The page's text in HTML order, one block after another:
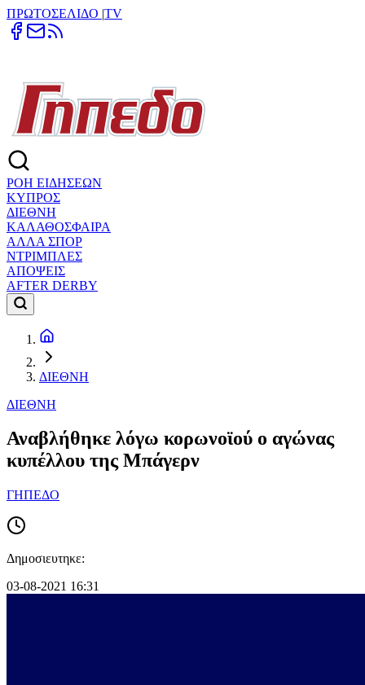
ΠΡΩΤΟΣΕΛΙΔΟ |TV
ΡΟΗ ΕΙΔΗΣΕΩΝ
ΚΥΠΡΟΣ
ΔΙΕΘΝΗ
ΚΑΛΑΘΟΣΦΑΙΡΑ
ΑΛΛΑ ΣΠΟΡ
ΝΤΡΙΜΠΛΕΣ
ΑΠΟΨΕΙΣ
AFTER DERBY
ΔΙΕΘΝΗ
ΔΙΕΘΝΗ
Αναβλήθηκε λόγω κορωνοϊού ο αγώνας
κυπέλλου της Μπάγερν
ΓΗΠΕΔΟ
Δημοσιευτηκε:
03-08-2021 16:31